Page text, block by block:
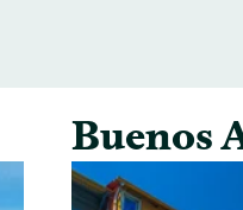
Buenos